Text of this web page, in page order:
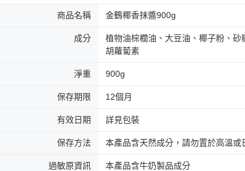
商品名稱 金鶴椰香抹醬900g
成分
植物油棕櫚油、大豆油、椰子粉、
胡蘿蔔素
淨重 900g
保存期限 12個月
有效日期 詳見包裝
保存方法 本產品含天然成分，請勿置於高溫或
過敏原資訊 本產品含牛奶製品成分